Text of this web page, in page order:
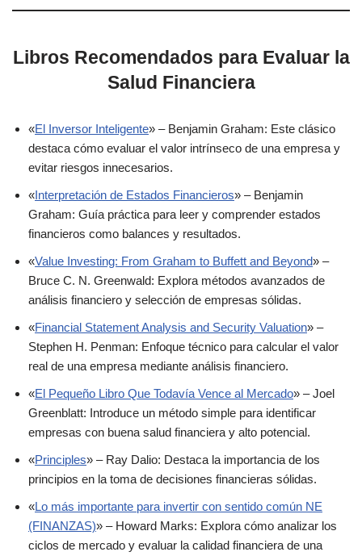
Libros Recomendados para Evaluar la
Salud Financiera
«El Inversor Inteligente» – Benjamin Graham: Este clásico
destaca cómo evaluar el valor intrínseco de una empresa y
evitar riesgos innecesarios.
«Interpretación de Estados Financieros» – Benjamin
Graham: Guía práctica para leer y comprender estados
financieros como balances y resultados.
«Value Investing: From Graham to Buffett and Beyond» –
Bruce C. N. Greenwald: Explora métodos avanzados de
análisis financiero y selección de empresas sólidas.
«Financial Statement Analysis and Security Valuation» –
Stephen H. Penman: Enfoque técnico para calcular el valor
real de una empresa mediante análisis financiero.
«El Pequeño Libro Que Todavía Vence al Mercado» – Joel
Greenblatt: Introduce un método simple para identificar
empresas con buena salud financiera y alto potencial.
«Principles» – Ray Dalio: Destaca la importancia de los
principios en la toma de decisiones financieras sólidas.
«Lo más importante para invertir con sentido común NE
(FINANZAS)» – Howard Marks: Explora cómo analizar los
ciclos de mercado y evaluar la calidad financiera de una